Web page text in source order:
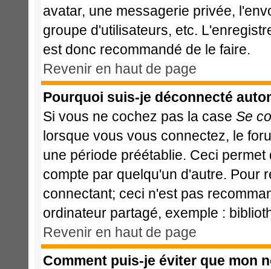
avatar, une messagerie privée,
groupe d'utilisateurs, etc.
est donc recommandé de le faire.
Revenir en haut de page
Pourquoi suis-je déconnecté
Si vous ne cochez pas la case Se
lorsque vous vous connectez, le
une période préétablie. Ceci
compte par quelqu'un d'autre. Pour
connectant; ceci n'est pas
ordinateur partagé, exemple :
Revenir en haut de page
Comment puis-je éviter que mon